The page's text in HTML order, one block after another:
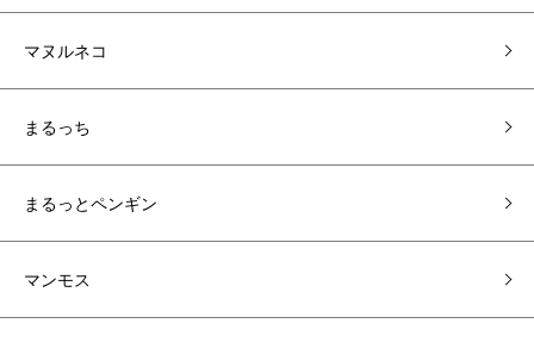
マヌルネコ
まるっち
まるっとペンギン
マンモス